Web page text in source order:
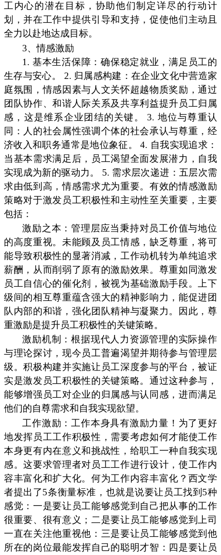
工内心的潜在目标，协助他们制定详尽的行动计
划，并在工作中提供引导和支持，促使他们主动且
全力以赴地达成目标。
3、情感激励
1. 基本生活保障：确保稳定就业，满足员工的
生存与安心。 2. 归属感构建：在企业文化中营造家
庭氛围，情感因素与人文关怀超越物质奖励，通过
团队协作、和谐人际关系及共享利益提升员工归属
感，这是维系企业团结的关键。 3. 地位与尊重认
同：人的社会属性强调个体的社会承认与尊重，经
济收入和职务通常是地位象征。 4. 自我实现追求：
当基本需求满足后，员工渴望全面发展潜力，自我
实现成为新的驱动力。 5. 需求层次递进：五层次需
求由低到高，情感需求尤为重要。有效的情感激励
策略对于激发员工积极性和主动性至关重要，主要
包括：
激励之本：管理层应当秉持对员工价值与地位
的高度重视。未能顾及员工情感，缺乏尊重，将可
能导致积极性的显著消减，工作动机转为单纯追求
薪酬，从而削弱了原有的激励效果。尊重如同激发
员工自信心的催化剂，被视为基础激励手段。上下
级间的相互尊重蕴含强大的精神影响力，能促进团
队内部的和谐，强化团队精神与凝聚力。因此，尊
重激励是提升员工积极性的关键策略。
激励机制：根据现代人力资源管理的实际操作
与理论探讨，现今员工普遍渴望并期待参与管理层
级。积极构建并实施让员工深度参与的平台，被证
实是激发员工积极性的关键策略。通过这种参与，
能够增强员工对企业的归属感与认同感，进而满足
他们的自尊需求和自我实现欲望。
工作激励：工作本身具有激励力量！为了更好
地发挥员工工作积极性，需要考虑如何才能使工作
本身更有内在意义和挑战性，给职工一种自我实现
感。这要求管理者对员工工作进行设计，使工作内
容丰富化和扩大化。何为工作内容丰富化？西文学
者提出了5条衡量标准，也就是说要让员工找到5种
感觉：一是要让员工能够感觉到自己把从事的工作
很重要、很有意义；二是要让员工能够感觉到上司
一直在关注他重视他：三是要让员工能够感觉到他
所在的岗位最能发挥自己的聪明才智：四是要让员